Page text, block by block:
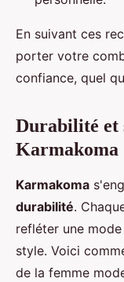
En suivant ces
porter votre
confiance, quel
Durabilité et
Karmakoma
Karmakoma
durabilité.
refléter une
style. Voici
de la femme